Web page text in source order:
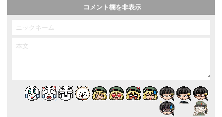
コメント欄を非表示